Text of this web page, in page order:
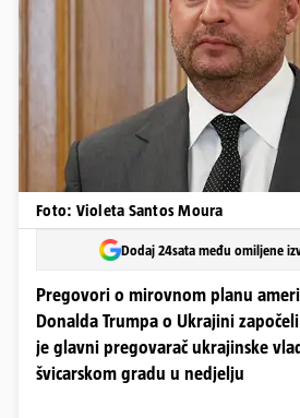
Foto: Violeta Santos Moura
Dodaj 24sata među omiljene
Pregovori o mirovnom planu
Donalda Trumpa o Ukrajini
je glavni pregovarač ukrajinske
švicarskom gradu u nedjelju